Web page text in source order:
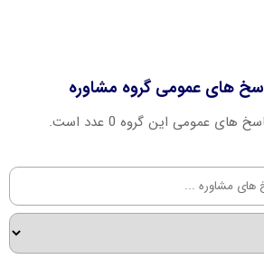
های عمومی گروه مشاوره
عمومی این گروه 0 عدد است.